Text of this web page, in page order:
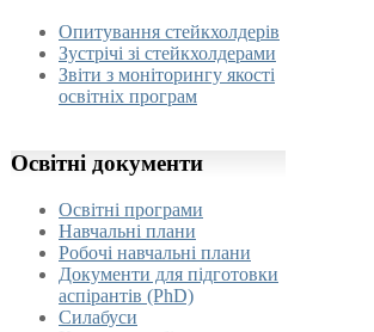
Опитування стейкхолдерів
Зустрічі зі стейкхолдерами
Звіти з моніторингу якості
освітніх програм
Освітні документи
Освітні програми
Навчальні плани
Робочі навчальні плани
Документи для підготовки
аспірантів (PhD)
Силабуси